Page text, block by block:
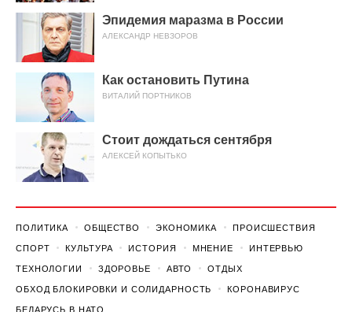
Эпидемия маразма в России
АЛЕКСАНДР НЕВЗОРОВ
Как остановить Путина
ВИТАЛИЙ ПОРТНИКОВ
Стоит дождаться сентября
АЛЕКСЕЙ КОПЫТЬКО
ПОЛИТИКА ОБЩЕСТВО ЭКОНОМИКА ПРОИСШЕСТВИЯ
СПОРТ КУЛЬТУРА ИСТОРИЯ МНЕНИЕ ИНТЕРВЬЮ
ТЕХНОЛОГИИ ЗДОРОВЬЕ АВТО ОТДЫХ
ОБХОД БЛОКИРОВКИ И СОЛИДАРНОСТЬ КОРОНАВИРУС
БЕЛАРУСЬ В НАТО